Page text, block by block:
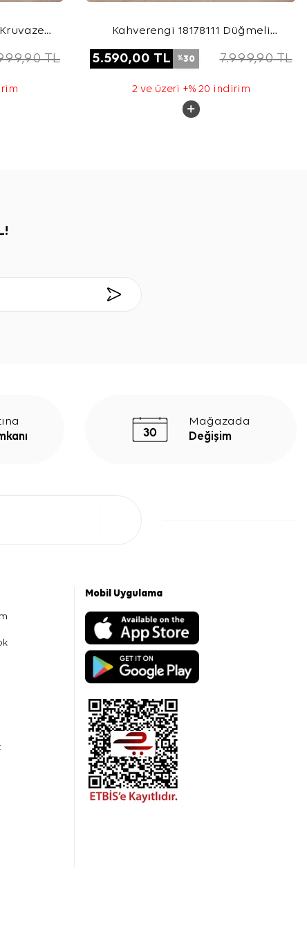
TL
Kahverengi 18178111 Düğmeli
5.590,00 TL %30 7.999,90TL
2 ve üzeri +% 20 indirim
Mağazada
Değişim
Mobil Uygulama